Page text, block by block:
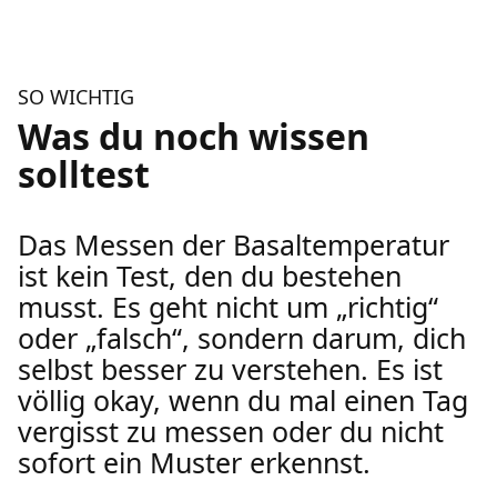
SO WICHTIG
Was du noch wissen
solltest
Das Messen der Basaltemperatur
ist kein Test, den du bestehen
musst. Es geht nicht um „richtig“
oder „falsch“, sondern darum, dich
selbst besser zu verstehen. Es ist
völlig okay, wenn du mal einen Tag
vergisst zu messen oder du nicht
sofort ein Muster erkennst.